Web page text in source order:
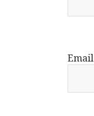
Email